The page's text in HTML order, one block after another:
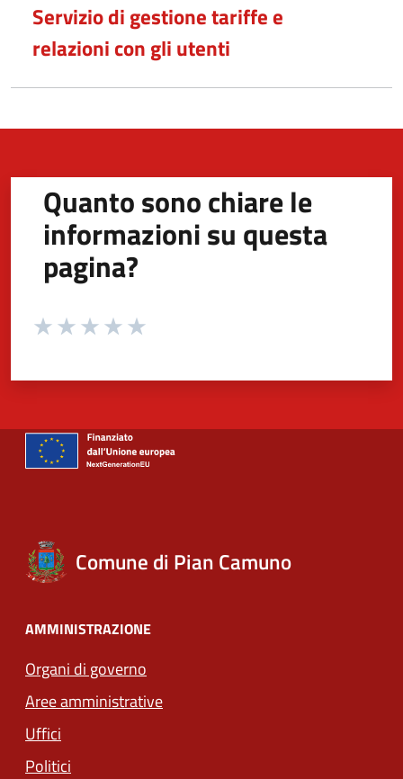
Servizio di gestione tariffe e
relazioni con gli utenti
Quanto sono chiare le
informazioni su questa
pagina?
Valuta da 1 a 5 stelle la pagina
Comune di Pian Camuno
AMMINISTRAZIONE
Organi di governo
Aree amministrative
Uffici
Politici